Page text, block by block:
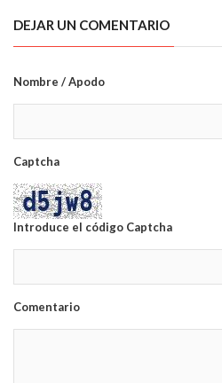
DEJAR UN COMENTARIO
Nombre / Apodo
Captcha
Introduce el código Captcha
Comentario